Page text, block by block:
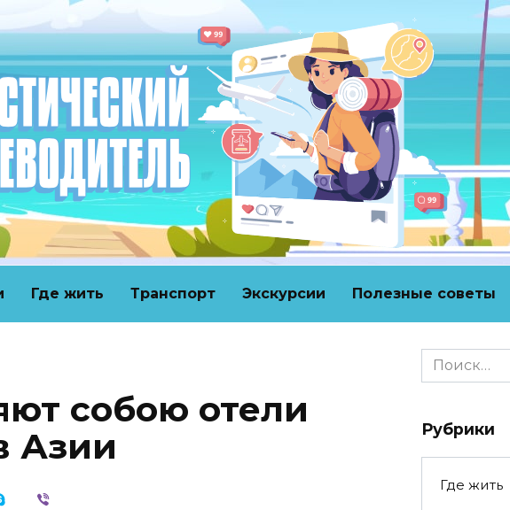
Где жить Транспорт Экскурсии Полезные советы
собою отели
Азии
Search
for:
Рубрики
Где жить